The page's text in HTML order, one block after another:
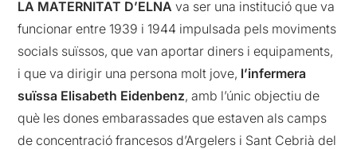
LA MATERNITAT D’ELNA va ser una institució que va
funcionar entre 1939 i 1944 impulsada pels moviments
socials suïssos, que van aportar diners i equipaments,
i que va dirigir una persona molt jove, l’infermera
suïssa Elisabeth Eidenbenz, amb l’únic objectiu de
què les dones embarassades que estaven als camps
de concentració francesos d’Argelers i Sant Cebrià del